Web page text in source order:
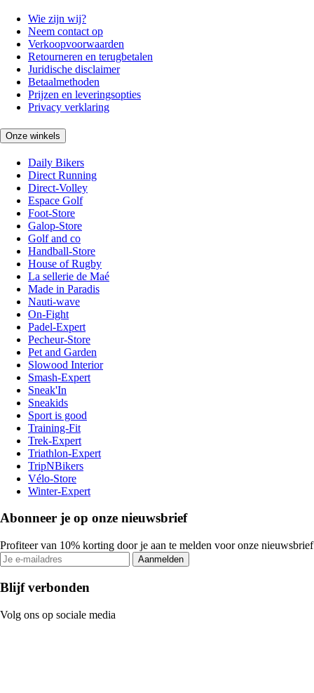
Wie zijn wij?
Neem contact op
Verkoopvoorwaarden
Retourneren en terugbetalen
Juridische disclaimer
Betaalmethoden
Prijzen en leveringsopties
Privacy verklaring
Onze winkels
Daily Bikers
Direct Running
Direct-Volley
Espace Golf
Foot-Store
Galop-Store
Golf and co
Handball-Store
House of Rugby
La sellerie de Maé
Made in Paradis
Nauti-wave
On-Fight
Padel-Expert
Pecheur-Store
Pet and Garden
Slowood Interior
Smash-Expert
Sneak'In
Sneakids
Sport is good
Training-Fit
Trek-Expert
Triathlon-Expert
TripNBikers
Vélo-Store
Winter-Expert
Abonneer je op onze nieuwsbrief
Profiteer van 10% korting door je aan te melden voor onze nieuwsbrief
Aanmelden
Blijf verbonden
Volg ons op sociale media